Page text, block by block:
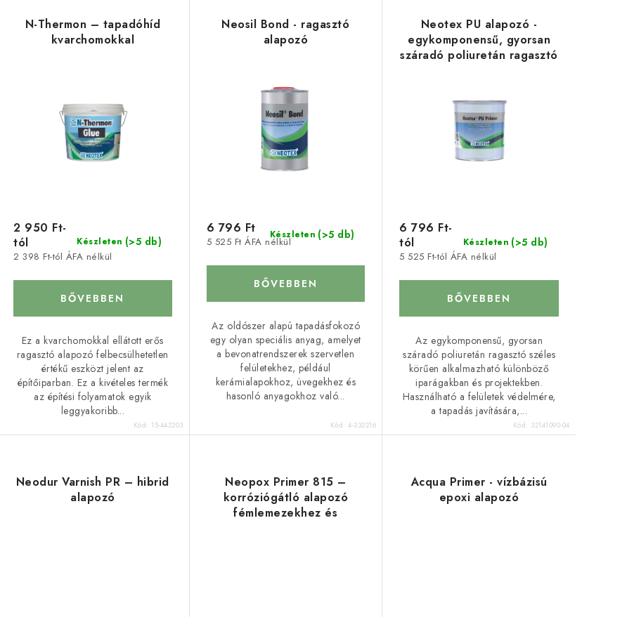
m
é
e
k
r
d
e
z
é
s
e
N-Thermon – tapadóhíd
kvarchomokkal
Készleten (>5 db)
2 398 Ft-tól ÁFA nélkül
2 950 Ft-
tól
BŐVEBBEN
Ez a kvarchomokkal ellátott erős
ragasztó alapozó felbecsülhetetlen
értékű eszközt jelent az
építőiparban. Ez a kivételes termék
az építési folyamatok egyik
leggyakoribb...
Kód: 15-442203
Neosil Bond - ragasztó
alapozó
Készleten (>5 db)
5 525 Ft ÁFA nélkül
6 796 Ft
BŐVEBBEN
Az oldószer alapú tapadásfokozó
egy olyan speciális anyag, amelyet
a bevonatrendszerek szervetlen
felületekhez, például
kerámialapokhoz, üvegekhez és
hasonló anyagokhoz való...
Kód:4-332216
Neotex PU alapozó -
egykomponensű, gyorsan
száradó poliuretán ragasztó
Készleten (>5 db)
5 525 Ft-tól ÁFA nélkül
6 796 Ft-
tól
BŐVEBBEN
Az egykomponensű, gyorsan
száradó poliuretán ragasztó széles
körűen alkalmazható különböző
iparágakban és projektekben.
Használható a felületek védelmére,
a tapadás javítására,...
Kód: 32141090-04
Neodur Varnish PR – hibrid
alapozó
Neopox Primer 815 –
korróziógátló alapozó
fémlemezekhez és
Acqua Primer - vízbázisú
epoxi alapozó